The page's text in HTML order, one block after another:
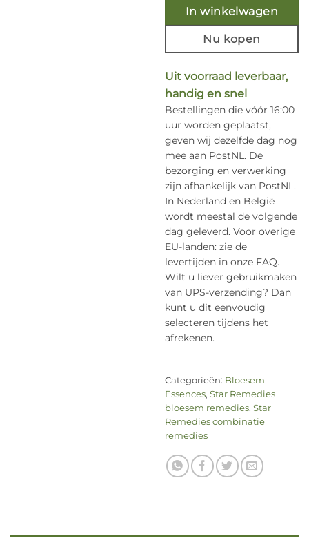
In winkelwagen
Nu kopen
Uit voorraad leverbaar,
handig en snel
Bestellingen die vóór 16:00
uur worden geplaatst,
geven wij dezelfde dag nog
mee aan PostNL. De
bezorging en verwerking
zijn afhankelijk van PostNL.
In Nederland en België
wordt meestal de volgende
dag geleverd. Voor overige
EU-landen: zie de
levertijden in onze FAQ.
Wilt u liever gebruikmaken
van UPS-verzending? Dan
kunt u dit eenvoudig
selecteren tijdens het
afrekenen.
Categorieën: Bloesem
Essences, Star Remedies
bloesem remedies, Star
Remedies combinatie
remedies